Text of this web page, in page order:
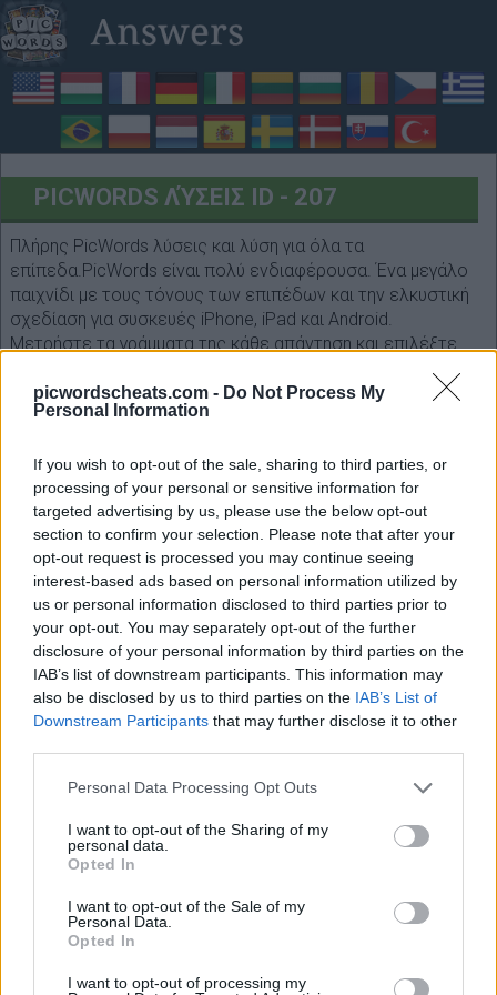
picwordscheats.com - Do Not Process My
Personal Information
If you wish to opt-out of the sale, sharing to third parties, or
processing of your personal or sensitive information for
targeted advertising by us, please use the below opt-out
section to confirm your selection. Please note that after your
opt-out request is processed you may continue seeing
interest-based ads based on personal information utilized by
us or personal information disclosed to third parties prior to
your opt-out. You may separately opt-out of the further
disclosure of your personal information by third parties on the
IAB’s list of downstream participants. This information may
also be disclosed by us to third parties on the IAB’s List of
Downstream Participants that may further disclose it to other
Personal Data Processing Opt Outs
I want to opt-out of the Sharing of my
personal data.
Opted In
I want to opt-out of the Sale of my
Personal Data.
Opted In
I want to opt-out of processing my
PICWORDS ΛΎΣΕΙΣ ID - 207
Πλήρης PicWords λύσεις και λύση για όλα τα
επίπεδα.PicWords είναι πολύ ενδιαφέρουσα. Ένα μεγάλο
παιχνίδι με τους τόνους των επιπέδων και την ελκυστική
σχεδίαση για συσκευές iPhone, iPad και Android.
Μετρήστε τα γράμματα της κάθε απάντηση και επιλέξτε
Απάντηση:πισίνα, κυάλια, χαμογελάει
(206ψηφοφορίες, μέσος όρος: 2,40εκτός